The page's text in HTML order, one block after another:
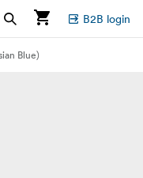
B2B login
Blue)